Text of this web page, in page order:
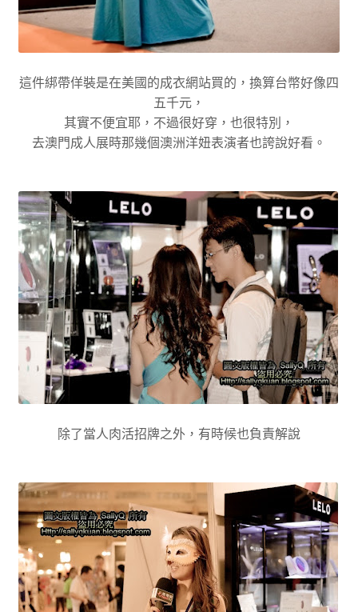
這件綁帶佯裝是在美國的成衣網站買的，換算台幣好像四
五千元，
其實不便宜耶，不過很好穿，也很特別，
去澳門成人展時那幾個澳洲洋妞表演者也誇說好看。
除了當人肉活招牌之外，有時候也負責解說